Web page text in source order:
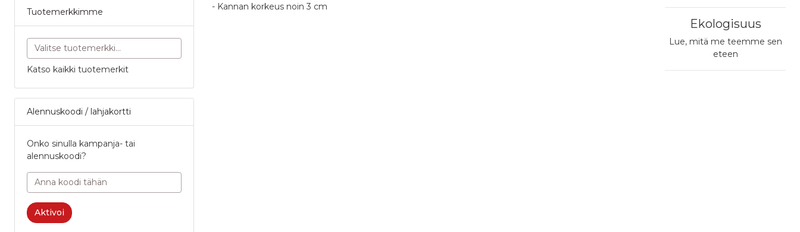
Tuotemerkkimme
Katso kaikki tuotemerkit
Alennuskoodi / lahjakortti
Onko sinulla kampanja- tai
alennuskoodi?
Aktivoi
- Kannan korkeus noin 3 cm
Ekologisuus
Lue, mitä me teemme sen
eteen